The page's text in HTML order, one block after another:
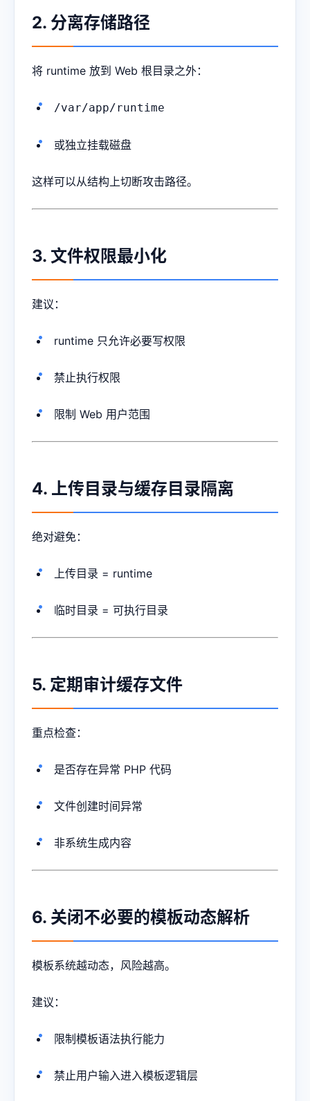
2. 分离存储路径
将 runtime 放到 Web 根目录之外：
/var/app/runtime
或独立挂载磁盘
这样可以从结构上切断攻击路径。
3. 文件权限最小化
建议：
runtime 只允许必要写权限
禁止执行权限
限制 Web 用户范围
4. 上传目录与缓存目录隔离
绝对避免：
上传目录 = runtime
临时目录 = 可执行目录
5. 定期审计缓存文件
重点检查：
是否存在异常 PHP 代码
文件创建时间异常
非系统生成内容
6. 关闭不必要的模板动态解析
模板系统越动态，风险越高。
建议：
限制模板语法执行能力
禁止用户输入进入模板逻辑层